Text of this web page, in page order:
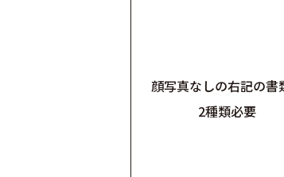
顔写真なしの右記の書
2種類必要